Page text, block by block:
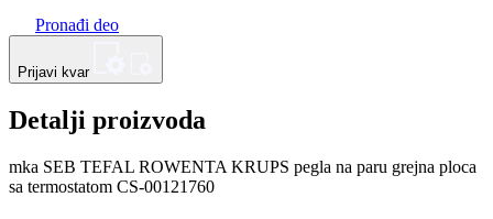
Pronađi deo
Prijavi kvar
Detalji proizvoda
mka SEB TEFAL ROWENTA KRUPS pegla na paru grejna ploca
sa termostatom CS-00121760